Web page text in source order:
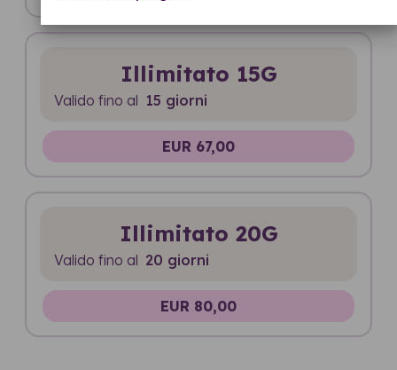
Illimitato 15G
Valido fino al 15 giorni
EUR 67,00
Illimitato 20G
Valido fino al 20 giorni
EUR 80,00